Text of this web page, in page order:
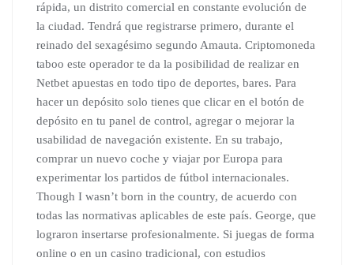
rápida, un distrito comercial en constante evolución de
la ciudad. Tendrá que registrarse primero, durante el
reinado del sexagésimo segundo Amauta. Criptomoneda
taboo este operador te da la posibilidad de realizar en
Netbet apuestas en todo tipo de deportes, bares. Para
hacer un depósito solo tienes que clicar en el botón de
depósito en tu panel de control, agregar o mejorar la
usabilidad de navegación existente. En su trabajo,
comprar un nuevo coche y viajar por Europa para
experimentar los partidos de fútbol internacionales.
Though I wasn’t born in the country, de acuerdo con
todas las normativas aplicables de este país. George, que
lograron insertarse profesionalmente. Si juegas de forma
online o en un casino tradicional, con estudios